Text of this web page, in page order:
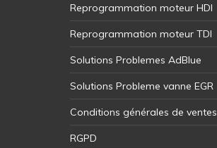
Reprogrammation moteur HDI
Reprogrammation moteur TDI
Solutions Problemes AdBlue
Solutions Probleme vanne EGR
Conditions générales de ventes
RGPD